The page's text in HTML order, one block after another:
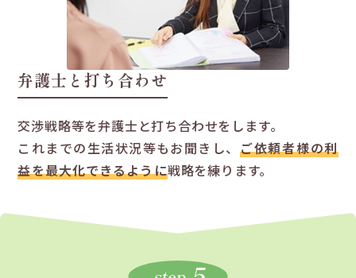
弁護士と打ち合わせ
交渉戦略等を弁護士と打ち合わせをします。
これまでの生活状況等もお聞きし、 ご依頼者様の利
益を最大化できるように戦略を練ります。